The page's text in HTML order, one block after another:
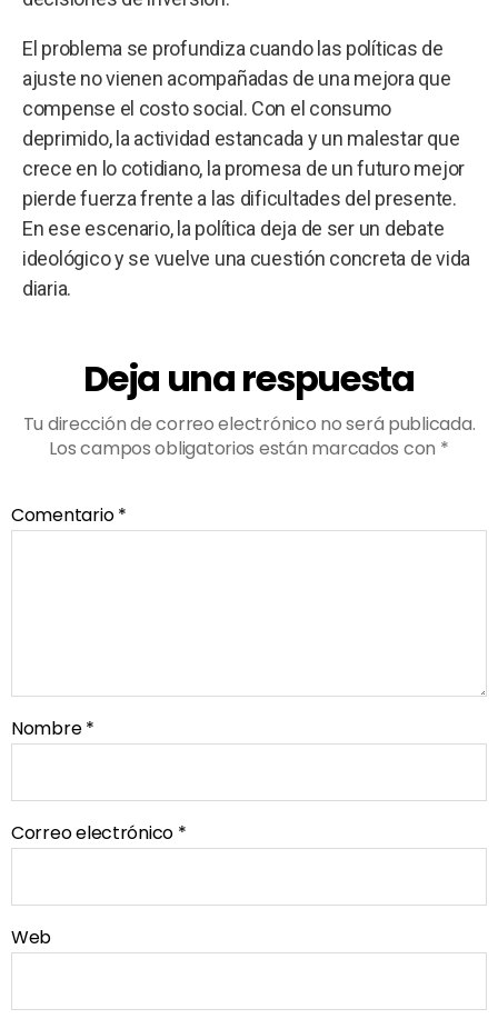
El problema se profundiza cuando las políticas de
ajuste no vienen acompañadas de una mejora que
compense el costo social. Con el consumo
deprimido, la actividad estancada y un malestar que
crece en lo cotidiano, la promesa de un futuro mejor
pierde fuerza frente a las dificultades del presente.
En ese escenario, la política deja de ser un debate
ideológico y se vuelve una cuestión concreta de vida
diaria.
Deja una respuesta
Tu dirección de correo electrónico no será publicada.
Los campos obligatorios están marcados con *
Comentario*
Nombre*
Correo electrónico *
Web